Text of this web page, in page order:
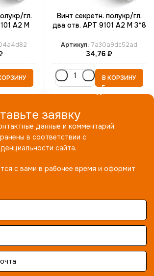
гл.
А2 M
Винт секретн. полукр/гл.
два отв. АРТ 9101 А2 M 3*8
Артикул: 7a30a9dc52ad
34,76 ₽
В КОРЗИНУ
заявку
данные и комментарий.
в соответствии с
сайта.
с вами в рабочее время и оформит